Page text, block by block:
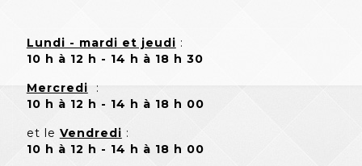
Lundi - mardi et jeudi :
10 h à 12 h - 14 h à 18 h 30
Mercredi
:
10 h à 12 h - 14 h à 18 h 00
et le Vendredi :
10 h à 12 h - 14 h à 18 h 00